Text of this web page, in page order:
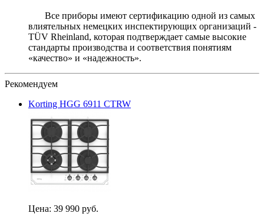
Все приборы имеют сертификацию одной из самых
влиятельных немецких инспектирующих организаций -
TÜV Rheinland, которая подтверждает самые высокие
стандарты производства и соответствия понятиям
«качество» и «надежность».
Рекомендуем
Korting HGG 6911 CTRW
Цена: 39 990 руб.